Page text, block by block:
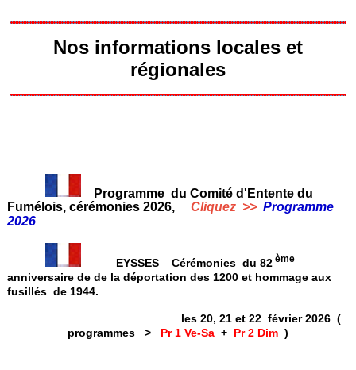
Nos informations locales et
régionales
Programme du Comité d'Entente du
Fumélois, cérémonies 2026,
Cliquez >> Programme
2026
EYSSES Cérémonies du 82 ème
anniversaire de de la déportation des 1200 et hommage aux
fusillés de 1944.
les 20, 21 et 22 février 2026 (
programmes > Pr 1 Ve-Sa + Pr 2 Dim )